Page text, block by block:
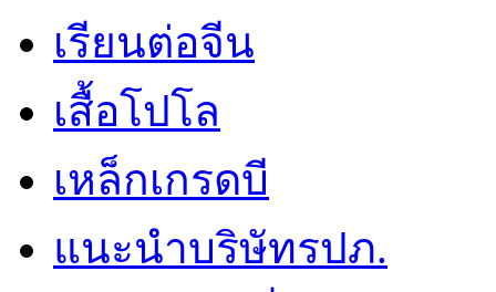
เรียนต่อจีน
เสื้อโปโล
เหล็กเกรดบี
แนะนำบริษัทรปภ.